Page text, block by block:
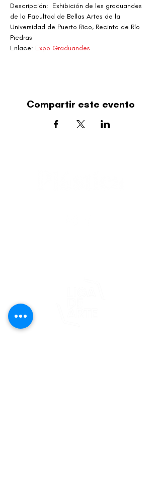
Descripción:  Exhibición de les graduandes
de la Facultad de Bellas Artes de la
Universidad de Puerto Rico, Recinto de Río
Piedras
Enlace: Expo Graduandes
Compartir este evento